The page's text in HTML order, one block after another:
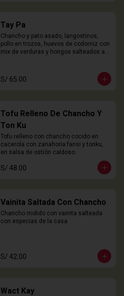
Tay Pa
Chancho y pato asado, langostinos,
pollo en trozos, huevos de codorniz con
mix de verduras y hongos salteados al
S/ 65.00
Tofu Relleno De Chancho Y
Ton Ku
Tofu relleno con chancho cocido en
cacerola con zanahoria fansi y tonku,
en salsa de ostión caldoso.
S/ 48.00
Vainita Saltada Con Chancho
Chancho molido con vainita salteada
con especias de la casa
S/ 42.00
Wact Kay